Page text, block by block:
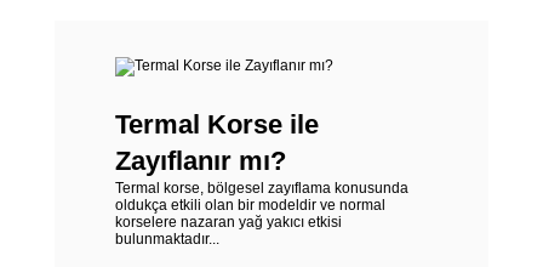
Termal Korse ile
Zayıflanır mı?
Termal korse, bölgesel zayıflama konusunda
oldukça etkili olan bir modeldir ve normal
korselere nazaran yağ yakıcı etkisi
bulunmaktadır...